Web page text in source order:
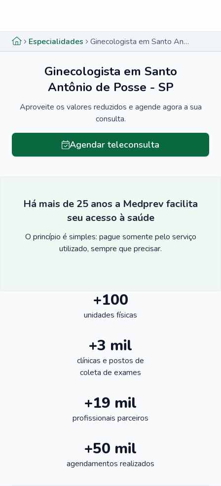
Especialidades Ginecologista em Santo Antônio de Posse - SP
Ginecologista em Santo
Antônio de Posse - SP
Aproveite os valores reduzidos e agende agora a sua
consulta.
Agendar teleconsulta
Há mais de 25 anos a Medprev facilita
seu acesso à saúde
O princípio é simples: pague somente pelo serviço
utilizado, sempre que precisar.
+100
unidades físicas
+3 mil
clínicas e postos de
coleta de exames
+19 mil
profissionais parceiros
+50 mil
agendamentos realizados